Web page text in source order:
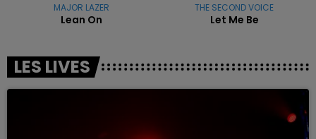
MAJOR LAZER
Lean On
THE SECOND VOICE
Let Me Be
LES LIVES